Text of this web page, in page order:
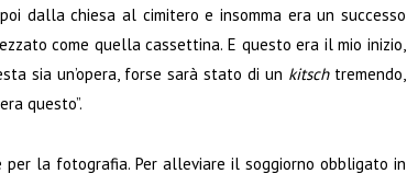
dalla chiesa al cimitero e insomma era un successo
come quella cassettina. E questo era il mio inizio,
sia un’opera, forse sarà stato di un kitschtremendo,
questo”.
la fotografia. Per alleviare il soggiorno obbligato in